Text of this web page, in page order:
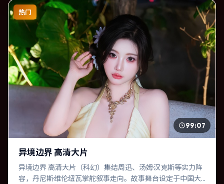
热门
99:07
异境边界 高清大片
异境边界 高清大片（科幻）集结周迅、汤姆·汉克斯等实力阵
容，丹尼斯·维伦纽瓦掌舵叙事走向。故事舞台设定于中国大